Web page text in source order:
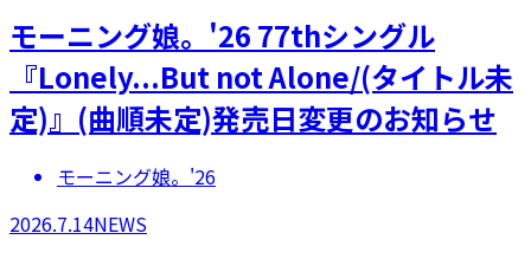
モーニング娘。'26 77thシングル
『Lonely...But not Alone/(タイトル未
定)』(曲順未定)発売日変更のお知らせ
モーニング娘。'26
2026.7.14NEWS